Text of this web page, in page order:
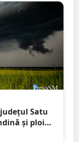
Satu
și ploi